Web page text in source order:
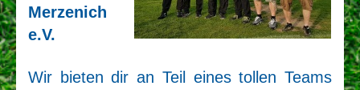
Merzenich
e.V.
Wir bieten dir an Teil eines tollen Teams